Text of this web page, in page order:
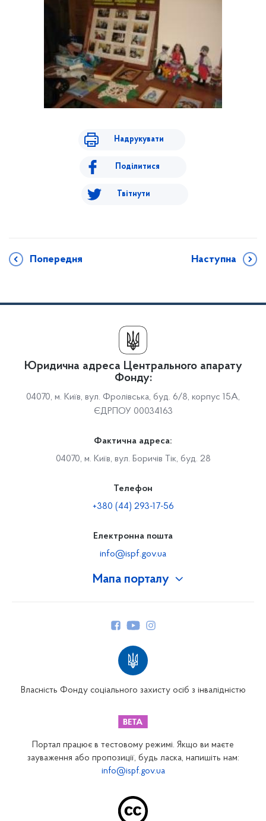
Надрукувати
Поділитися
Твітнути
Попередня Наступна
Мапа порталу
Закарпатське відділення
Запорізьке відділення
Юридична адреса Центрального апарату
Фонду:
04070, м. Київ, вул. Фролівська, буд. 6/8, корпус 15А,
ЄДРПОУ 00034163
Фактична адреса:
04070, м. Київ, вул. Боричів Тік, буд. 28
Телефон
+380 (44) 293-17-56
Електронна пошта
info@ispf.gov.ua
Власність Фонду соціального захисту осіб з інвалідністю
Портал працює в тестовому режимі. Якщо ви маєте
зауваження або пропозиції, будь ласка, напишіть нам:
info@ispf.gov.ua